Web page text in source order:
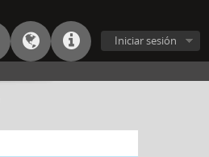
Iniciar sesión